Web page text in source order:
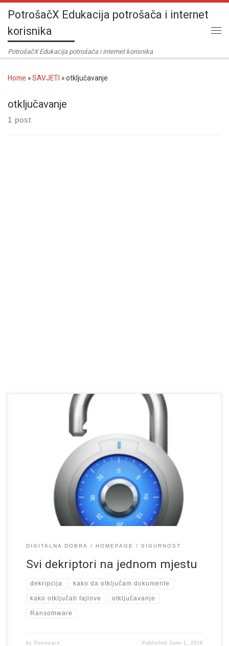
Skip to content
PotrošačX Edukacija potrošača i internet
korisnika
PotrošačX Edukacija potrošača i internet korisnika
Home »SAVJETI »otključavanje
otključavanje
1 post
Od kako traje doba digitalnih ucjena koje su već u dobroj mjeri
zavladale internetom većina korisnika koji su bili žrtve ovih ucjena
u potrazi su za alatima s kojima će moći otključato svoje fajlove.
Ovoj temi u zadnje vrijeme […]
DIGITALNA DOBRA HOMEPAGE SIGURNOST
Svi dekriptori na jednom mjestu
dekripcija kako da otključam dokumente
kako otključati fajlove otključavanje
Ransomware
by Potrosacx PublishedJune 1, 2016